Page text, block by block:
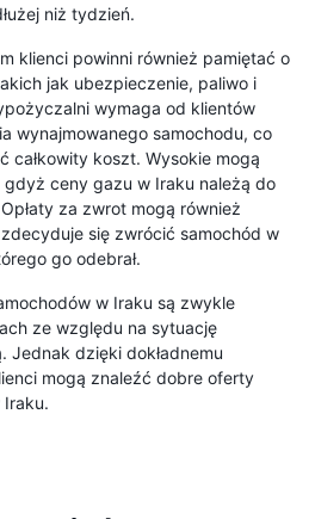
niż tydzień.
klienci powinni również pamiętać o
jak ubezpieczenie, paliwo i
wymaga od klientów
wynajmowanego samochodu, co
całkowity koszt. Wysokie mogą
ceny gazu w Iraku należą do
za zwrot mogą również
się zwrócić samochód w
go odebrał.
w Iraku są zwykle
ze względu na sytuację
Jednak dzięki dokładnemu
mogą znaleźć dobre oferty